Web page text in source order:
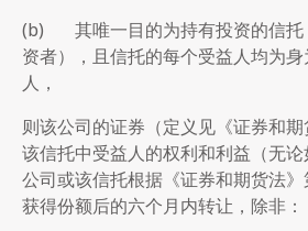
(b) 其唯一目的为持有投资的信托
资者），且信托的每个受益人均为
人，
则该公司的证券（定义见《证券和
该信托中受益人的权利和利益（无
公司或该信托根据《证券和期货法
获得份额后的六个月内转让，除非：